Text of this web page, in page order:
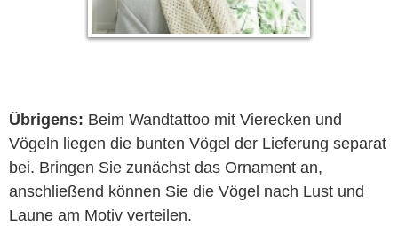
Übrigens: Beim Wandtattoo mit Vierecken und
Vögeln liegen die bunten Vögel der Lieferung separat
bei. Bringen Sie zunächst das Ornament an,
anschließend können Sie die Vögel nach Lust und
Laune am Motiv verteilen.